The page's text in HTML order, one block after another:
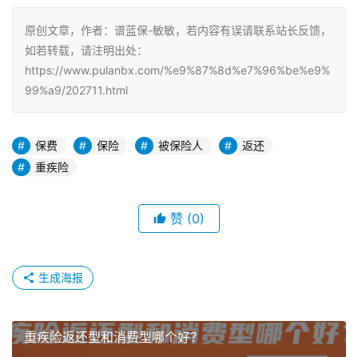
原创文章，作者：谱蓝保-敏敏，若内容有误请联系站长反馈，
如若转载，请注明出处：
https://www.pulanbx.com/%e9%87%8d%e7%96%be%e9%
99%a9/202711.html
保费 保险 被保险人
返还
重疾险
赞 (0)
生成海报
重疾险返还型和消费型哪个好？